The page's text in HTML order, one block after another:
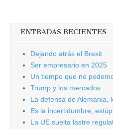
ENTRADAS RECIENTES
Dejando atrás el Brexit
Ser empresario en 2025
Un tiempo que no
Trump y los mercados
La defensa de Alemania,
Es la incertidumbre,
La UE suelta lastre